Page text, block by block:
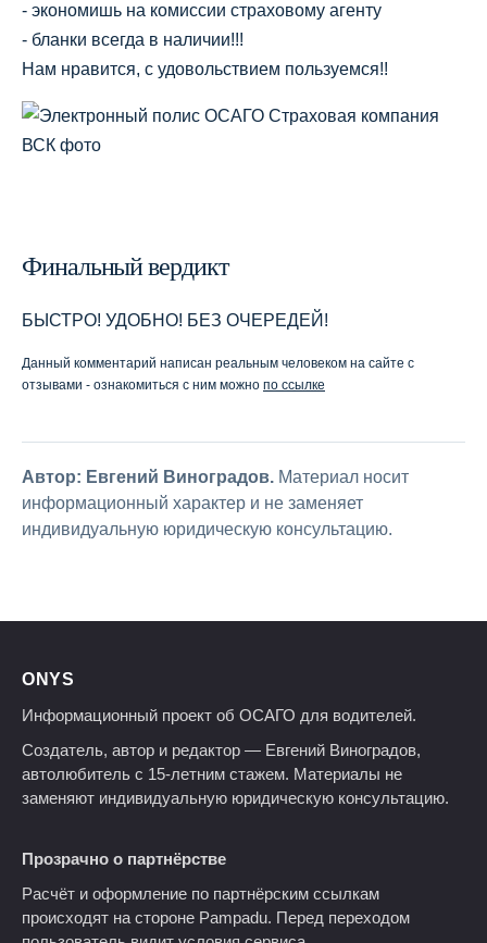
- экономишь на комиссии страховому агенту
- бланки всегда в наличии!!!
Нам нравится, с удовольствием пользуемся!!
Финальный вердикт
БЫСТРО! УДОБНО! БЕЗ ОЧЕРЕДЕЙ!
Данный комментарий написан реальным человеком на сайте с
отзывами - ознакомиться с ним можно по ссылке
Автор: Евгений Виноградов. Материал носит
информационный характер и не заменяет
индивидуальную юридическую консультацию.
ONYS
Информационный проект об ОСАГО для водителей.
Создатель, автор и редактор — Евгений Виноградов,
автолюбитель с 15-летним стажем. Материалы не
заменяют индивидуальную юридическую консультацию.
Прозрачно о партнёрстве
Расчёт и оформление по партнёрским ссылкам
происходят на стороне Pampadu. Перед переходом